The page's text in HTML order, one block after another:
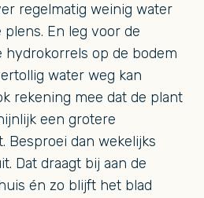
regelmatig weinig water
En leg voor de
hydrokorrels op de bodem
water weg kan
rekening mee dat de plant
een grotere
Besproei dan wekelijks
Dat draagt bij aan de
én zo blijft het blad